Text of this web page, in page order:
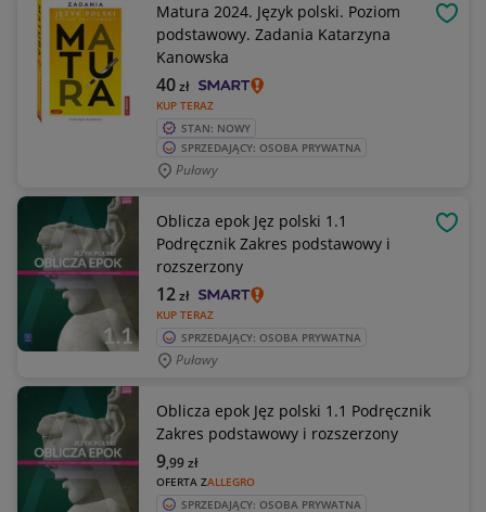
Matura 2024. Język polski. Poziom
podstawowy. Zadania Katarzyna
Kanowska
KUP TERAZ
40zł
STAN: NOWY
SPRZEDAJĄCY: OSOBA PRYWATNA
Puławy
Oblicza epok Jęz polski 1.1
Podręcznik Zakres podstawowy i
rozszerzony
KUP TERAZ
12zł
SPRZEDAJĄCY: OSOBA PRYWATNA
Puławy
Oblicza epok Jęz polski 1.1 Podręcznik
Zakres podstawowy i rozszerzony
OFERTA ZALLEGRO
9,99zł
SPRZEDAJĄCY: OSOBA PRYWATNA